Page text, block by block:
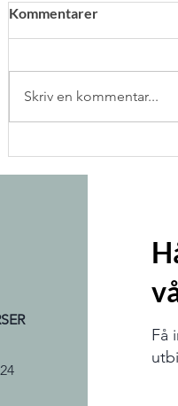
Kommentarer
Skriv en kommentar...
Få